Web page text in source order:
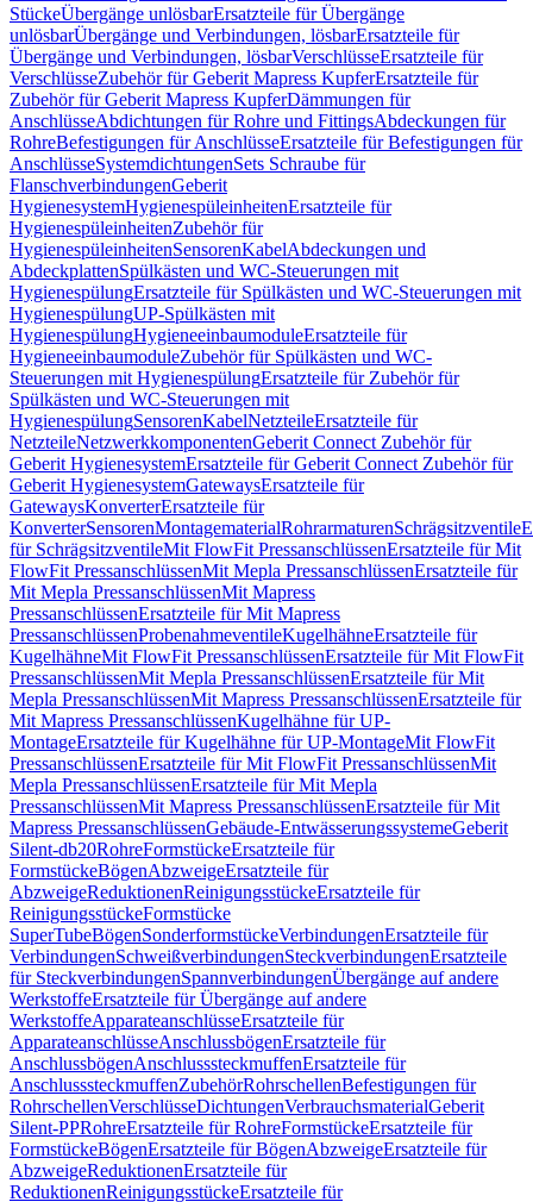
StückeÜbergänge unlösbarErsatzteile für Übergänge
unlösbarÜbergänge und Verbindungen, lösbarErsatzteile für
Übergänge und Verbindungen, lösbarVerschlüsseErsatzteile für
VerschlüsseZubehör für Geberit Mapress KupferErsatzteile für
Zubehör für Geberit Mapress KupferDämmungen für
AnschlüsseAbdichtungen für Rohre und FittingsAbdeckungen für
RohreBefestigungen für AnschlüsseErsatzteile für Befestigungen für
AnschlüsseSystemdichtungenSets Schraube für
FlanschverbindungenGeberit
HygienesystemHygienespüleinheitenErsatzteile für
HygienespüleinheitenZubehör für
HygienespüleinheitenSensorenKabelAbdeckungen und
AbdeckplattenSpülkästen und WC-Steuerungen mit
HygienespülungErsatzteile für Spülkästen und WC-Steuerungen mit
HygienespülungUP-Spülkästen mit
HygienespülungHygieneeinbaumoduleErsatzteile für
HygieneeinbaumoduleZubehör für Spülkästen und WC-
Steuerungen mit HygienespülungErsatzteile für Zubehör für
Spülkästen und WC-Steuerungen mit
HygienespülungSensorenKabelNetzteileErsatzteile für
NetzteileNetzwerkkomponentenGeberit Connect Zubehör für
Geberit HygienesystemErsatzteile für Geberit Connect Zubehör für
Geberit HygienesystemGatewaysErsatzteile für
GatewaysKonverterErsatzteile für
KonverterSensorenMontagematerialRohrarmaturenSchrägsitzventile
für SchrägsitzventileMit FlowFit PressanschlüssenErsatzteile für Mit
FlowFit PressanschlüssenMit Mepla PressanschlüssenErsatzteile für
Mit Mepla PressanschlüssenMit Mapress
PressanschlüssenErsatzteile für Mit Mapress
PressanschlüssenProbenahmeventileKugelhähneErsatzteile für
KugelhähneMit FlowFit PressanschlüssenErsatzteile für Mit FlowFit
PressanschlüssenMit Mepla PressanschlüssenErsatzteile für Mit
Mepla PressanschlüssenMit Mapress PressanschlüssenErsatzteile für
Mit Mapress PressanschlüssenKugelhähne für UP-
MontageErsatzteile für Kugelhähne für UP-MontageMit FlowFit
PressanschlüssenErsatzteile für Mit FlowFit PressanschlüssenMit
Mepla PressanschlüssenErsatzteile für Mit Mepla
PressanschlüssenMit Mapress PressanschlüssenErsatzteile für Mit
Mapress PressanschlüssenGebäude-EntwässerungssystemeGeberit
Silent-db20RohreFormstückeErsatzteile für
FormstückeBögenAbzweigeErsatzteile für
AbzweigeReduktionenReinigungsstückeErsatzteile für
ReinigungsstückeFormstücke
SuperTubeBögenSonderformstückeVerbindungenErsatzteile für
VerbindungenSchweißverbindungenSteckverbindungenErsatzteile
für SteckverbindungenSpannverbindungenÜbergänge auf andere
WerkstoffeErsatzteile für Übergänge auf andere
WerkstoffeApparateanschlüsseErsatzteile für
ApparateanschlüsseAnschlussbögenErsatzteile für
AnschlussbögenAnschlusssteckmuffenErsatzteile für
AnschlusssteckmuffenZubehörRohrschellenBefestigungen für
RohrschellenVerschlüsseDichtungenVerbrauchsmaterialGeberit
Silent-PPRohreErsatzteile für RohreFormstückeErsatzteile für
FormstückeBögenErsatzteile für BögenAbzweigeErsatzteile für
AbzweigeReduktionenErsatzteile für
ReduktionenReinigungsstückeErsatzteile für